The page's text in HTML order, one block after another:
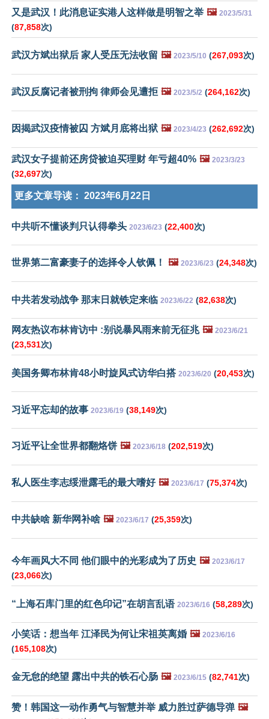
又是武汉！此消息证实港人这样做是明智之举 🖼️ 2023/5/31
(87,858次)
武汉方斌出狱后 家人受压无法收留 🖼️ 2023/5/10 (267,093次)
武汉反腐记者被刑拘 律师会见遭拒 🖼️ 2023/5/2 (264,162次)
因揭武汉疫情被囚 方斌月底将出狱 🖼️ 2023/4/23 (262,692次)
武汉女子提前还房贷被迫买理财 年亏超40% 🖼️ 2023/3/23
(32,697次)
更多文章导读： 2023年6月22日
中共听不懂谈判只认得拳头 2023/6/23 (22,400次)
世界第二富豪妻子的选择令人钦佩！ 🖼️ 2023/6/23 (24,348次)
中共若发动战争 那末日就铁定来临 2023/6/22 (82,638次)
网友热议布林肯访中 :别说暴风雨来前无征兆 🖼️ 2023/6/21
(23,531次)
美国务卿布林肯48小时旋风式访华白搭 2023/6/20 (20,453次)
习近平忘却的故事 2023/6/19 (38,149次)
习近平让全世界都翻烙饼 🖼️ 2023/6/18 (202,519次)
私人医生李志绥泄露毛的最大嗜好 🖼️ 2023/6/17 (75,374次)
中共缺啥 新华网补啥 🖼️ 2023/6/17 (25,359次)
今年画风大不同 他们眼中的光彩成为了历史 🖼️ 2023/6/17
(23,066次)
“上海石库门里的红色印记”在胡言乱语 2023/6/16 (58,289次)
小笑话：想当年 江泽民为何让宋祖英离婚 🖼️ 2023/6/16
(165,108次)
金无怠的绝望 露出中共的铁石心肠 🖼️ 2023/6/15 (82,741次)
赞！韩国这一动作勇气与智慧并举 威力胜过萨德导弹 🖼️